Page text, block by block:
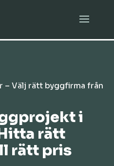
– Välj rätt byggfirma från
i
rätt
rätt pris